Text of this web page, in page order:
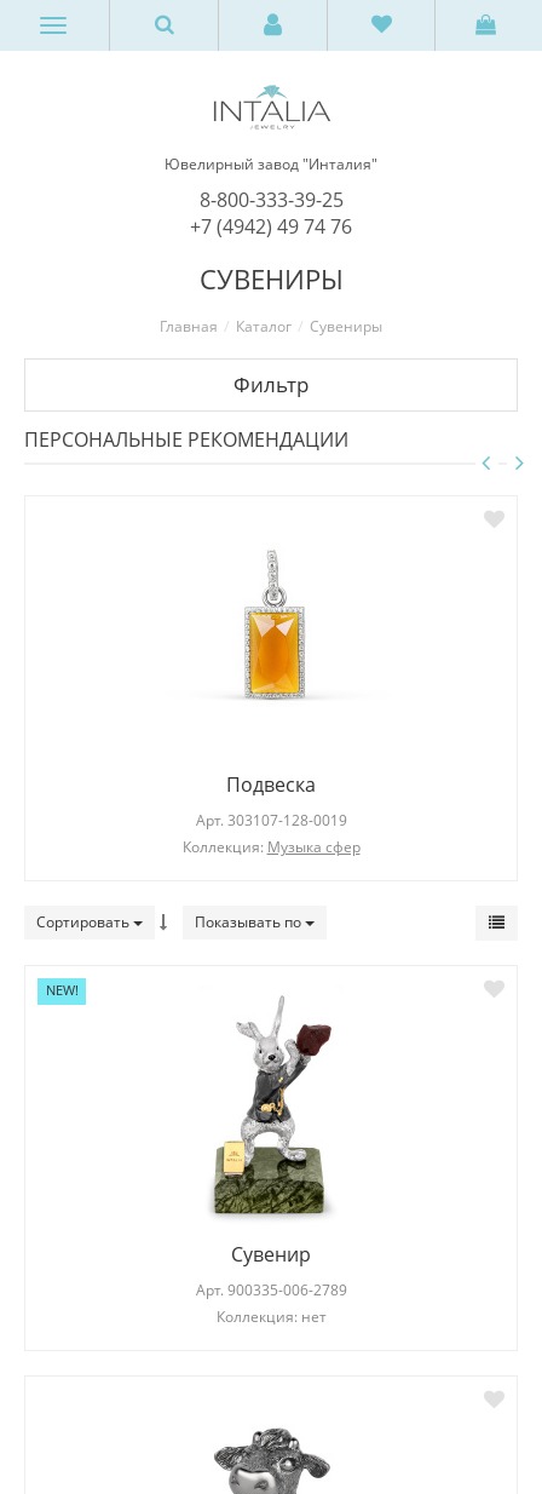
Ювелирный завод "Инталия"
8-800-333-39-25
+7 (4942) 49 74 76
СУВЕНИРЫ
Главная Каталог Сувениры
Фильтр
ПЕРСОНАЛЬНЫЕ РЕКОМЕНДАЦИИ
Подвеска
Арт. 303107-128-0019
Коллекция: Музыка сфер
Сортировать Показывать по
NEW!
Сувенир
Арт. 900335-006-2789
Коллекция: нет